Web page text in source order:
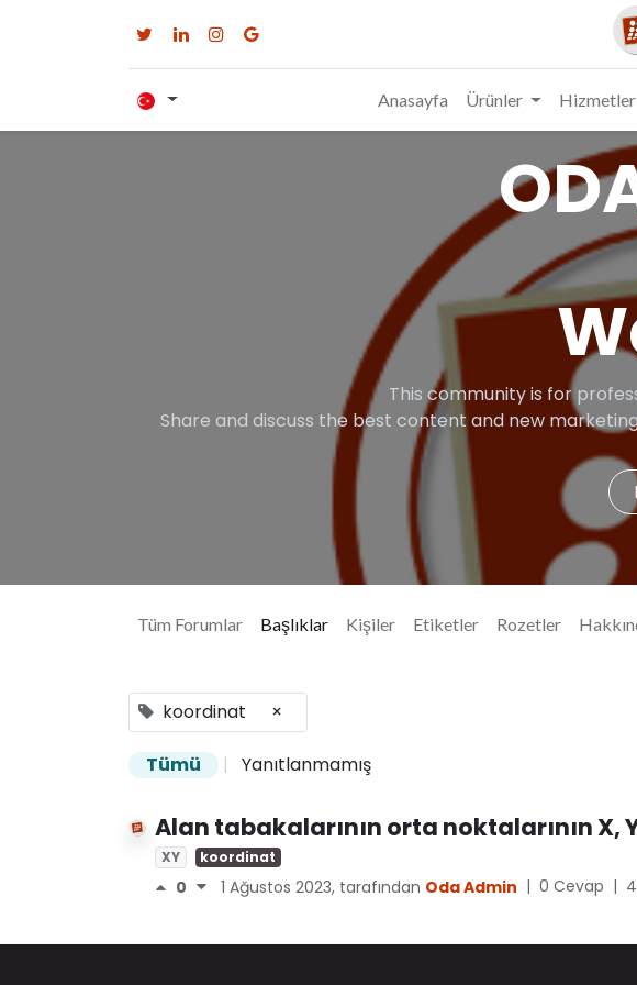
Anasayfa Ürünler Hizmetler
This community is for
Share and discuss the best content and new
Tüm Forumlar Başlıklar Kişiler Etiketler Rozetler
koordinat ×
Tümü | Yanıtlanmamış
Alan tabakalarının orta noktalarının X,
XY koordinat
0 1 Ağustos 2023, tarafından Oda Admin | 0 Cevap |